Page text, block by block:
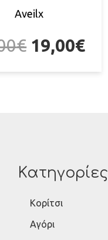
Αveilx
€ 19,00€
Κατηγορίες
Κορίτσι
Αγόρι